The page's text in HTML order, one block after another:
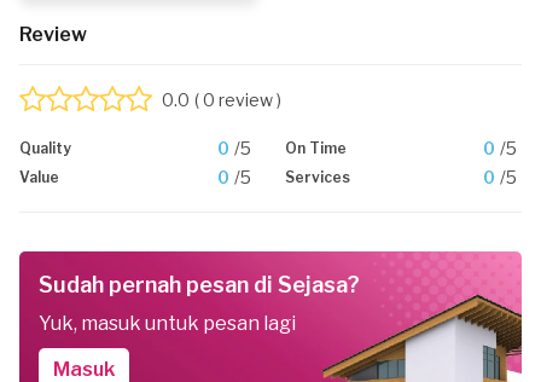
Review
0.0 ( 0 review )
Quality 0 /5 On Time 0 /5
Value 0 /5 Services 0 /5
Sudah pernah pesan di Sejasa?
Yuk, masuk untuk pesan lagi
Masuk